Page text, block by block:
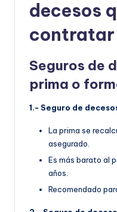
decesos
contratar
Seguros de
prima o
1.- Seguro de
La prima se
asegurado.
Es más barato al
años.
Recomendado